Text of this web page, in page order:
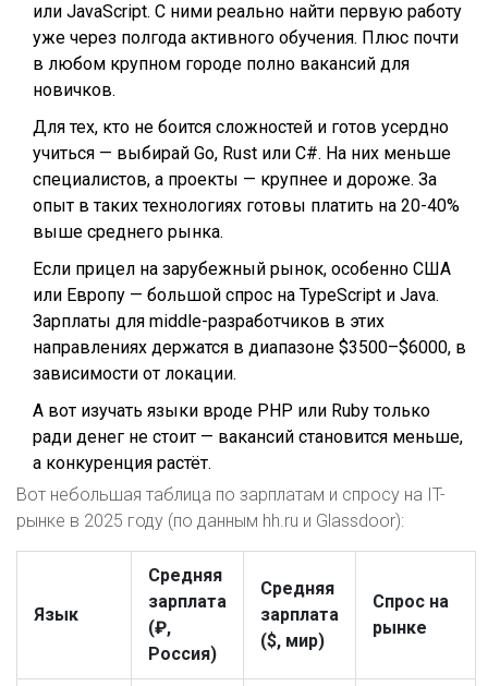
или JavaScript. С ними реально найти первую работу
уже через полгода активного обучения. Плюс почти
в любом крупном городе полно вакансий для
новичков.
Для тех, кто не боится сложностей и готов усердно
учиться — выбирай Go, Rust или C#. На них меньше
специалистов, а проекты — крупнее и дороже. За
опыт в таких технологиях готовы платить на 20-40%
выше среднего рынка.
Если прицел на зарубежный рынок, особенно США
или Европу — большой спрос на TypeScript и Java.
Зарплаты для middle-разработчиков в этих
направлениях держатся в диапазоне $3500–$6000, в
зависимости от локации.
А вот изучать языки вроде PHP или Ruby только
ради денег не стоит — вакансий становится меньше,
а конкуренция растёт.
Вот небольшая таблица по зарплатам и спросу на IT-
рынке в 2025 году (по данным hh.ru и Glassdoor):
Язык
Средняя
зарплата
(₽,
Россия)
Средняя
зарплата
($, мир)
Спрос на
рынке